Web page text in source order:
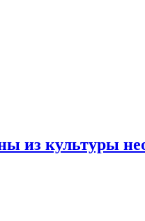
из культуры